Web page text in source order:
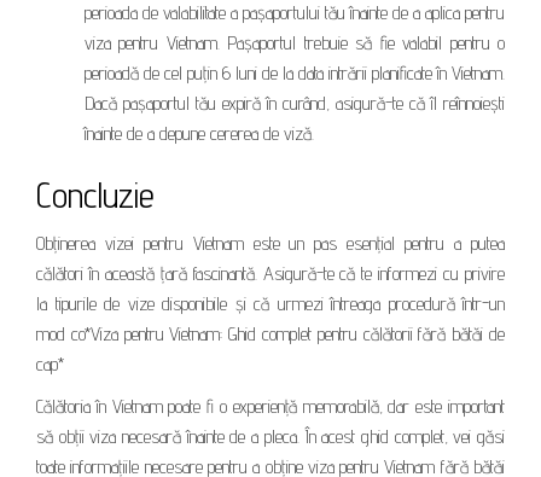
perioada de valabilitate a pașaportului tău înainte de a aplica pentru
viza pentru Vietnam. Pașaportul trebuie să fie valabil pentru o
perioadă de cel puțin 6 luni de la data intrării planificate în Vietnam.
Dacă pașaportul tău expiră în curând, asigură-te că îl reînnoiești
înainte de a depune cererea de viză.
Concluzie
Obținerea vizei pentru Vietnam este un pas esențial pentru a putea
călători în această țară fascinantă. Asigură-te că te informezi cu privire
la tipurile de vize disponibile și că urmezi întreaga procedură într-un
mod co*Viza pentru Vietnam: Ghid complet pentru călătorii fără bătăi de
cap*
Călătoria în Vietnam poate fi o experiență memorabilă, dar este important
să obții viza necesară înainte de a pleca. În acest ghid complet, vei găsi
toate informațiile necesare pentru a obține viza pentru Vietnam fără bătăi